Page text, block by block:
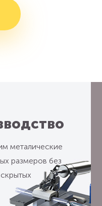
металические
размеров без